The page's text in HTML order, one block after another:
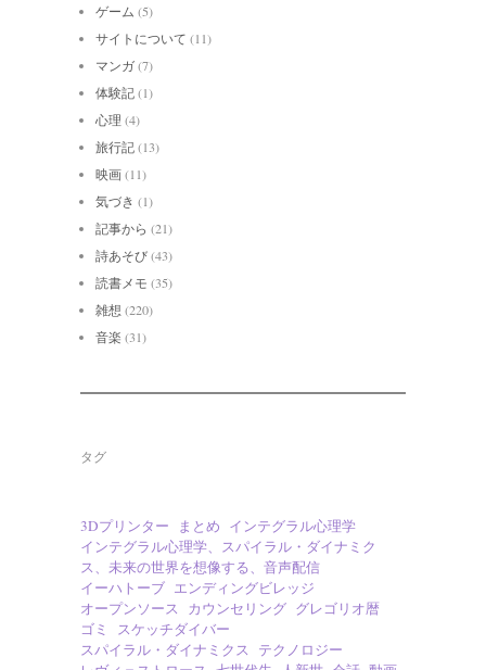
ゲーム (5)
サイトについて (11)
マンガ(7)
体験記(1)
心理 (4)
旅行記(13)
映画(11)
気づき (1)
記事から (21)
詩あそび(43)
読書メモ (35)
雑想 (220)
音楽 (31)
タグ
3Dプリンター まとめ インテグラル心理学
インテグラル心理学、スパイラル・ダイナミク
ス、未来の世界を想像する、音声配信
イーハトーブ エンディングビレッジ
オープンソース
カウンセリング グレゴリオ暦
ゴミ
スケッチダイバー
スパイラル・ダイナミクス
テクノロジー